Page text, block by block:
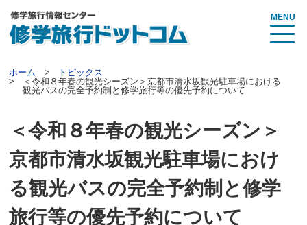
MENU
ホーム
トピックス
＜令和８年春の観光シーズン＞京都市清水坂観光駐車場における
観光バスの完全予約制と修学旅行等の優先予約について
＜令和８年春の観光シーズン＞
京都市清水坂観光駐車場におけ
る観光バスの完全予約制と修学
旅行等の優先予約について